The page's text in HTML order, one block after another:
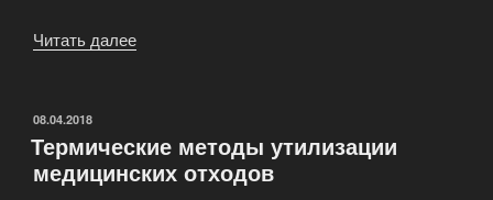
Читать далее
ОПУБЛИКОВАНО
08.04.2018
Термические методы утилизации
медицинских отходов